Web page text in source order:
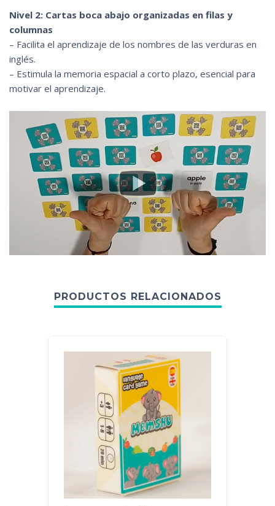
Nivel 2: Cartas boca abajo organizadas en filas y
columnas
– Facilita el aprendizaje de los nombres de las verduras en
inglés.
– Estimula la memoria espacial a corto plazo, esencial para
motivar el aprendizaje.
PRODUCTOS RELACIONADOS